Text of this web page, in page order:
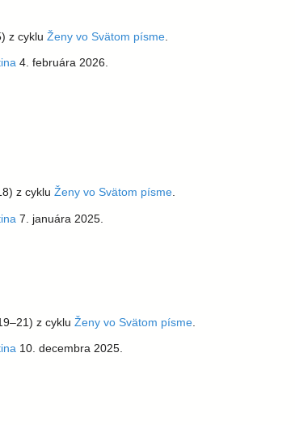
z cyklu Ženy vo Svätom písme
4. februára 2026.
z cyklu Ženy vo Svätom písme.
7. januára 2025.
z cyklu Ženy vo Svätom písme
10. decembra 2025.